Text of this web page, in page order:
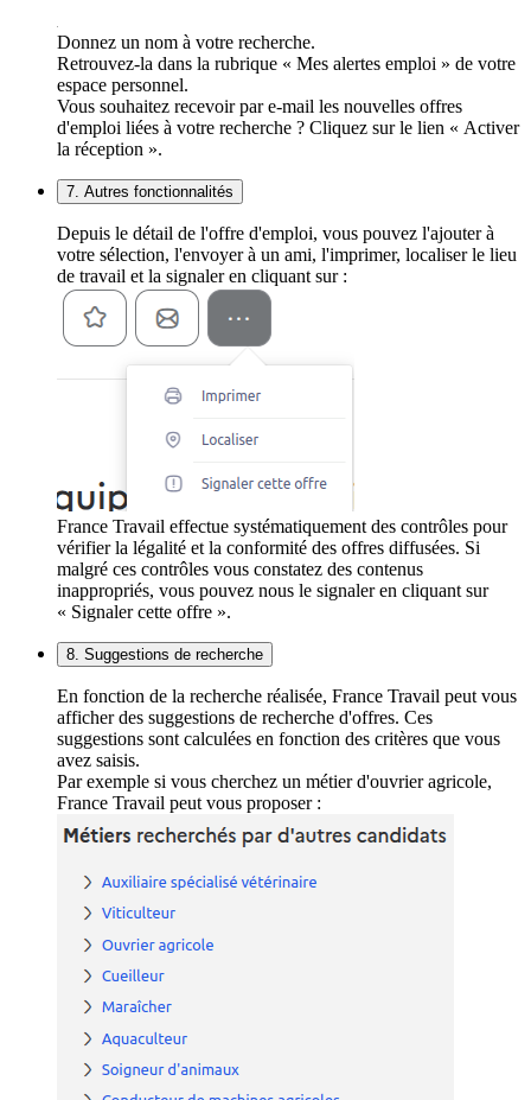
Donnez un nom à votre recherche.
Retrouvez-la dans la rubrique « Mes alertes emploi » de votre
espace personnel.
Vous souhaitez recevoir par e-mail les nouvelles offres
d'emploi liées à votre recherche ? Cliquez sur le lien « Activer
la réception ».
7. Autres fonctionnalités
Depuis le détail de l'offre d'emploi, vous pouvez l'ajouter à
votre sélection, l'envoyer à un ami, l'imprimer, localiser le lieu
de travail et la signaler en cliquant sur :
France Travail effectue systématiquement des contrôles pour
vérifier la légalité et la conformité des offres diffusées. Si
malgré ces contrôles vous constatez des contenus
inappropriés, vous pouvez nous le signaler en cliquant sur
« Signaler cette offre ».
8. Suggestions de recherche
En fonction de la recherche réalisée, France Travail peut vous
afficher des suggestions de recherche d'offres. Ces
suggestions sont calculées en fonction des critères que vous
avez saisis.
Par exemple si vous cherchez un métier d'ouvrier agricole,
France Travail peut vous proposer :